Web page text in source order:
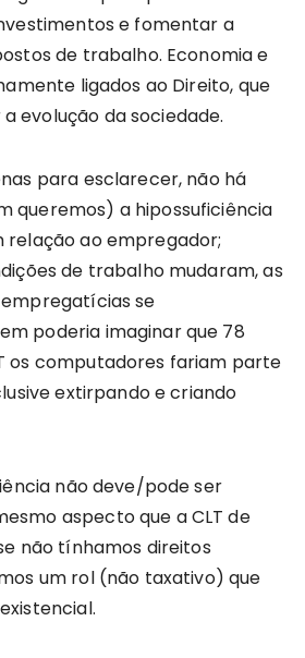
e fomentar a
de trabalho. Economia e
ligados ao Direito, que
evolução da sociedade.
para esclarecer, não há
queremos) a hipossuficiência
ao empregador;
de trabalho mudaram, as
se
poderia imaginar que 78
os computadores fariam parte
extirpando e criando
não deve/pode ser
aspecto que a CLT de
não tínhamos direitos
um rol (não taxativo) que